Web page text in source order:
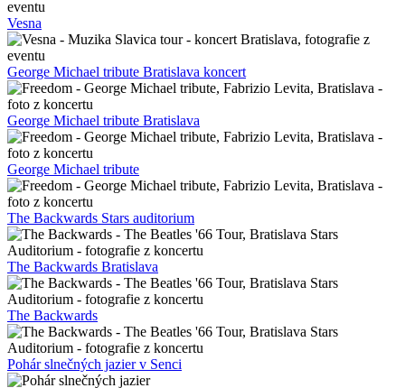
Vesna
George Michael tribute Bratislava koncert
George Michael tribute Bratislava
George Michael tribute
The Backwards Stars auditorium
The Backwards Bratislava
The Backwards
Pohár slnečných jazier v Senci